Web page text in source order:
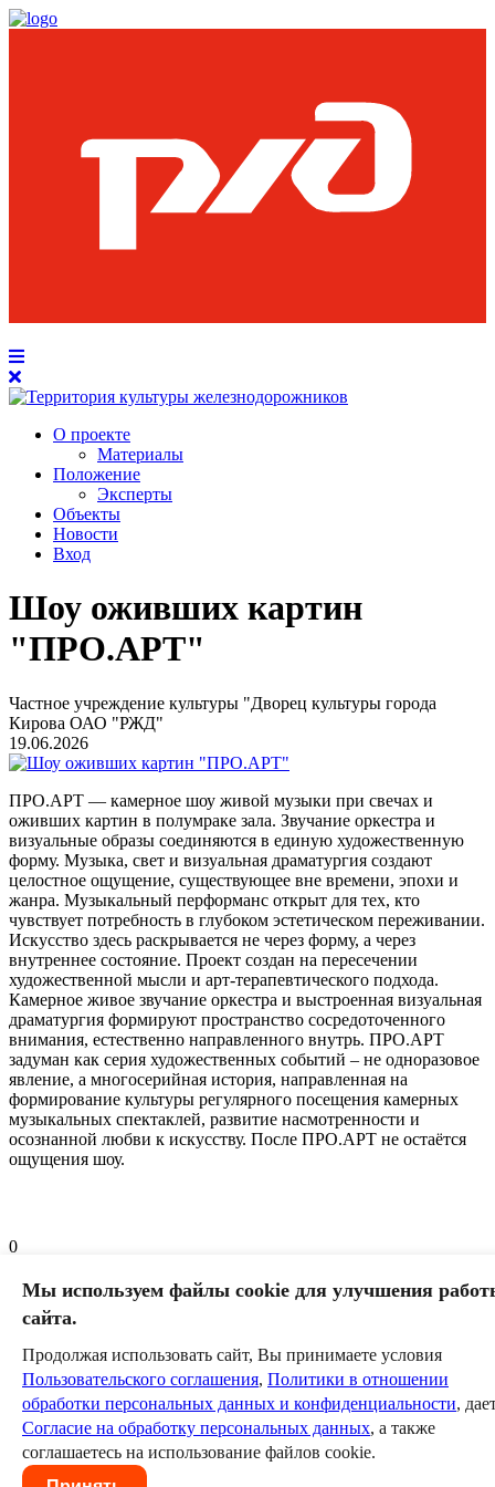
О проекте
Материалы
Положение
Эксперты
Объекты
Новости
Вход
Шоу оживших картин
"ПРО.АРТ"
Частное учреждение культуры "Дворец культуры города
Кирова ОАО "РЖД"
19.06.2026
ПРО.АРТ — камерное шоу живой музыки при свечах и
оживших картин в полумраке зала. Звучание оркестра и
визуальные образы соединяются в единую художественную
форму. Музыка, свет и визуальная драматургия создают
целостное ощущение, существующее вне времени, эпохи и
жанра. Музыкальный перформанс открыт для тех, кто
чувствует потребность в глубоком эстетическом переживании.
Искусство здесь раскрывается не через форму, а через
внутреннее состояние. Проект создан на пересечении
художественной мысли и арт-терапевтического подхода.
Камерное живое звучание оркестра и выстроенная визуальная
драматургия формируют пространство сосредоточенного
внимания, естественно направленного внутрь. ПРО.АРТ
задуман как серия художественных событий – не одноразовое
явление, а многосерийная история, направленная на
формирование культуры регулярного посещения камерных
музыкальных спектаклей, развитие насмотренности и
осознанной любви к искусству. После ПРО.АРТ не остаётся
ощущения шоу.
0
Оставить комментарий
Пользовательское соглашение
Политика в отношении
обработки персональных данных Согласие на обработку
персональных данных
Мы используем файлы cookie для улучшения
сайта.
Продолжая использовать сайт, Вы принимаете условия
Пользовательского соглашения, Политики в отношении
обработки персональных данных и конфиденциальности,
Согласие на обработку персональных данных, а также
соглашаетесь на использование файлов cookie.